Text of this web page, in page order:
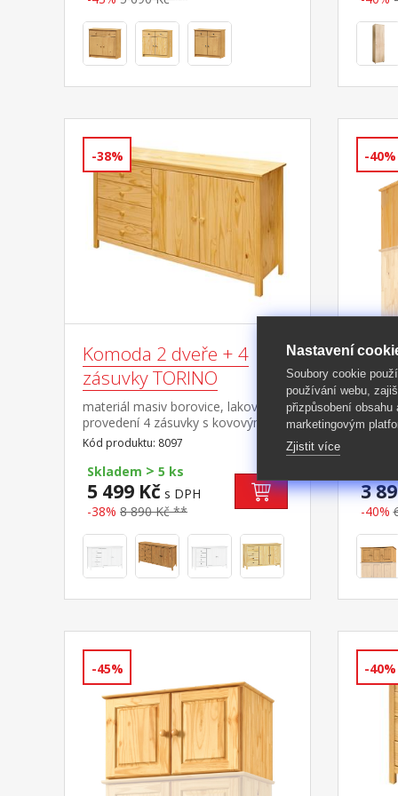
-38%
Komoda 2 dveře + 4
zásuvky TORINO
materiál masiv borovice, lakované
provedení 4 zásuvky s kovovými
pojezdy, 2 plné dveře, 1 police
Kód produktu: 8097
Skladem > 5 ks
5 499 Kč s DPH
-38% 8 890 Kč **
-40%
3
-40%
-45% -40%
Nastavení
Soubory cookie
používání webu,
přizpůsobení obsahu
marketingovým
Zjistit více